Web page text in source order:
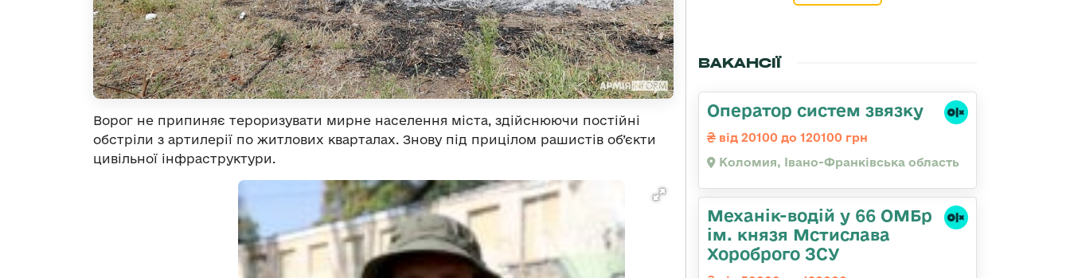
Ворог не припиняє тероризувати мирне населення міста, здійснюючи постійні
обстріли з артилерії по житлових кварталах. Знову під прицілом рашистів об’єкти
цивільної інфраструктури.
ВАКАНСІЇ
Оператор систем звязку
від 20100 до 120100 грн
Коломия, Івано-Франківська область
Механік-водій у 66 ОМБр
ім. князя Мстислава
Хороброго ЗСУ